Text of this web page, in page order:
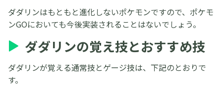
ダダリンはもともと進化しないポケモンですので、ポケモ
ンGOにおいても今後実装されることはないでしょう。
ダダリンの覚え技とおすすめ技
ダダリンが覚える通常技とゲージ技は、下記のとおりで
す。